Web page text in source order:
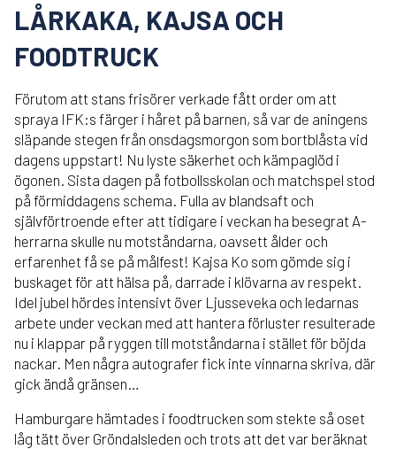
LÅRKAKA, KAJSA OCH
FOODTRUCK
Förutom att stans frisörer verkade fått order om att
spraya IFK:s färger i håret på barnen, så var de aningens
släpande stegen från onsdagsmorgon som bortblåsta vid
dagens uppstart! Nu lyste säkerhet och kämpaglöd i
ögonen. Sista dagen på fotbollsskolan och matchspel stod
på förmiddagens schema. Fulla av blandsaft och
självförtroende efter att tidigare i veckan ha besegrat A-
herrarna skulle nu motståndarna, oavsett ålder och
erfarenhet få se på målfest! Kajsa Ko som gömde sig i
buskaget för att hälsa på, darrade i klövarna av respekt.
Idel jubel hördes intensivt över Ljusseveka och ledarnas
arbete under veckan med att hantera förluster resulterade
nu i klappar på ryggen till motståndarna i stället för böjda
nackar. Men några autografer fick inte vinnarna skriva, där
gick ändå gränsen…
Hamburgare hämtades i foodtrucken som stekte så oset
låg tätt över Gröndalsleden och trots att det var beräknat